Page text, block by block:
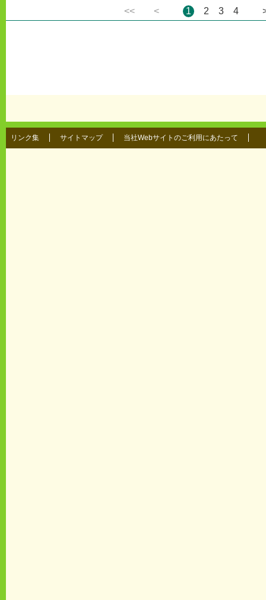
<< < 1 2 3 4
リンク集 サイトマップ 当社Webサイトのご利用にあたって